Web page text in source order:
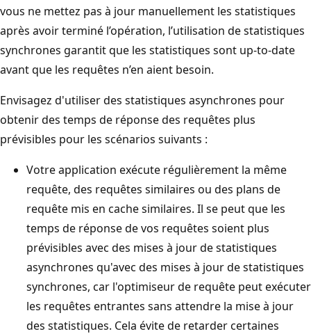
vous ne mettez pas à jour manuellement les statistiques
après avoir terminé l’opération, l’utilisation de statistiques
synchrones garantit que les statistiques sont up-to-date
avant que les requêtes n’en aient besoin.
Envisagez d'utiliser des statistiques asynchrones pour
obtenir des temps de réponse des requêtes plus
prévisibles pour les scénarios suivants :
Votre application exécute régulièrement la même
requête, des requêtes similaires ou des plans de
requête mis en cache similaires. Il se peut que les
temps de réponse de vos requêtes soient plus
prévisibles avec des mises à jour de statistiques
asynchrones qu'avec des mises à jour de statistiques
synchrones, car l'optimiseur de requête peut exécuter
les requêtes entrantes sans attendre la mise à jour
des statistiques. Cela évite de retarder certaines